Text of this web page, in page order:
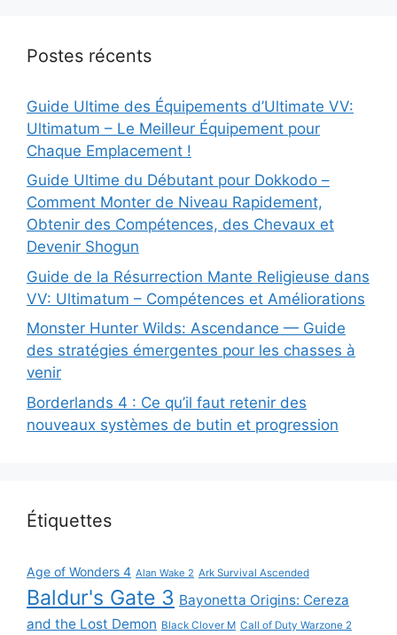
Postes récents
Guide Ultime des Équipements d’Ultimate VV:
Ultimatum – Le Meilleur Équipement pour
Chaque Emplacement !
Guide Ultime du Débutant pour Dokkodo –
Comment Monter de Niveau Rapidement,
Obtenir des Compétences, des Chevaux et
Devenir Shogun
Guide de la Résurrection Mante Religieuse dans
VV: Ultimatum – Compétences et Améliorations
Monster Hunter Wilds: Ascendance — Guide
des stratégies émergentes pour les chasses à
venir
Borderlands 4 : Ce qu’il faut retenir des
nouveaux systèmes de butin et progression
Étiquettes
Age of Wonders 4 Alan Wake 2 Ark Survival Ascended
Baldur's Gate 3 Bayonetta Origins: Cereza
and the Lost Demon Black Clover M Call of Duty Warzone 2